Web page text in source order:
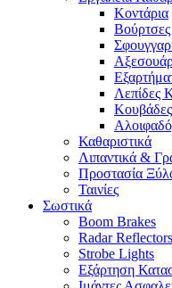
Κοντάρια
Βούρτσες
Λεπίδες
Καθαριστικά
Λιπαντικά &
Προστασία
Ταινίες
Σωστικά
Boom Brakes
Radar Reflectors
Strobe Lights
Εξάρτηση